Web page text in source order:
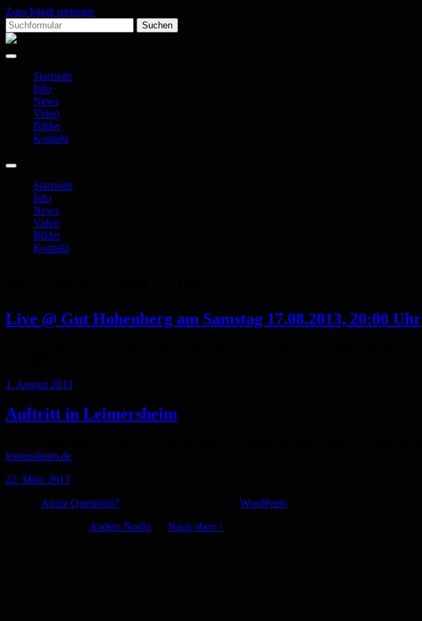
Zum Inhalt springen
Suchen
nach:
Annie
Startseite
Info
News
Video
Bilder
Kontakt
Suchfeld
ein-/ausblenden
Startseite
Info
News
Video
Bilder
Kontakt
Live @ Gut Hohenberg am Samstag 17.08.2013, 20:00 Uhr
1. August 2013
Auftritt in Leimersheim
leimersheim.de
22. März 2013
Annie Questions?
WordPress
Anders Norén Nach oben ↑